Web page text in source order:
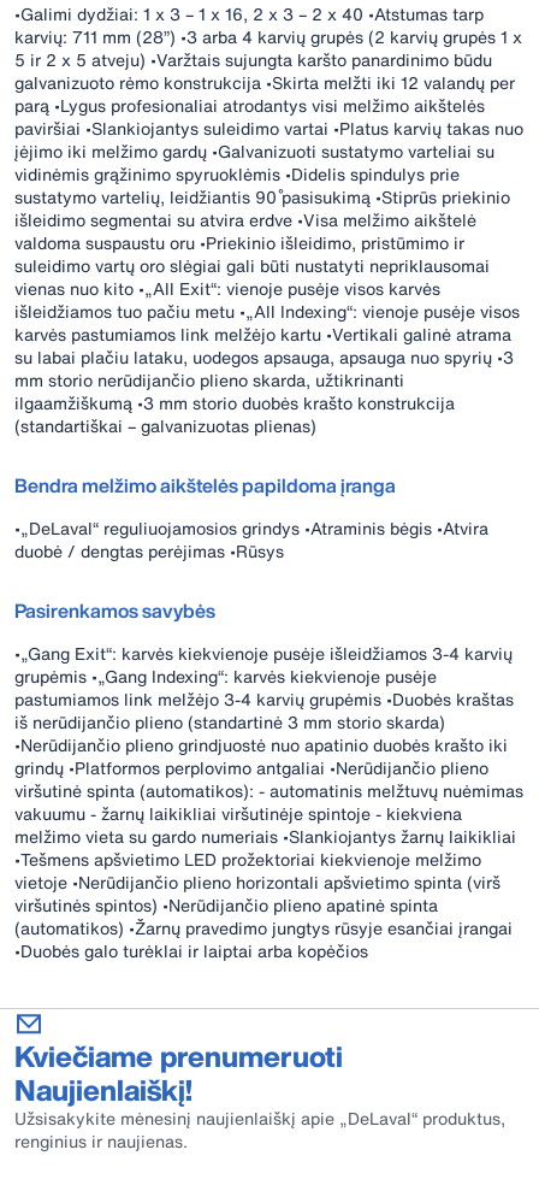
•Galimi dydžiai: 1 x 3 – 1 x 16, 2 x 3 – 2 x 40 •Atstumas tarp
karvių: 711 mm (28”) •3 arba 4 karvių grupės (2 karvių grupės 1 x
5 ir 2 x 5 atveju) •Varžtais sujungta karšto panardinimo būdu
galvanizuoto rėmo konstrukcija •Skirta melžti iki 12 valandų per
parą •Lygus profesionaliai atrodantys visi melžimo aikštelės
paviršiai •Slankiojantys suleidimo vartai •Platus karvių takas nuo
įėjimo iki melžimo gardų •Galvanizuoti sustatymo varteliai su
vidinėmis grąžinimo spyruoklėmis •Didelis spindulys prie
sustatymo vartelių, leidžiantis 90˚ pasisukimą •Stiprūs priekinio
išleidimo segmentai su atvira erdve •Visa melžimo aikštelė
valdoma suspaustu oru •Priekinio išleidimo, pristūmimo ir
suleidimo vartų oro slėgiai gali būti nustatyti nepriklausomai
vienas nuo kito •„All Exit“: vienoje pusėje visos karvės
išleidžiamos tuo pačiu metu •„All Indexing“: vienoje pusėje visos
karvės pastumiamos link melžėjo kartu •Vertikali galinė atrama
su labai plačiu lataku, uodegos apsauga, apsauga nuo spyrių •3
mm storio nerūdijančio plieno skarda, užtikrinanti
ilgaamžiškumą •3 mm storio duobės krašto konstrukcija
(standartiškai – galvanizuotas plienas)
Bendra melžimo aikštelės papildoma įranga
•„DeLaval“ reguliuojamosios grindys •Atraminis bėgis •Atvira
duobė / dengtas perėjimas •Rūsys
Pasirenkamos savybės
•„Gang Exit“: karvės kiekvienoje pusėje išleidžiamos 3-4 karvių
grupėmis •„Gang Indexing“: karvės kiekvienoje pusėje
pastumiamos link melžėjo 3-4 karvių grupėmis •Duobės kraštas
iš nerūdijančio plieno (standartinė 3 mm storio skarda)
•Nerūdijančio plieno grindjuostė nuo apatinio duobės krašto iki
grindų •Platformos perplovimo antgaliai •Nerūdijančio plieno
viršutinė spinta (automatikos): - automatinis melžtuvų nuėmimas
vakuumu - žarnų laikikliai viršutinėje spintoje - kiekviena
melžimo vieta su gardo numeriais •Slankiojantys žarnų laikikliai
•Tešmens apšvietimo LED prožektoriai kiekvienoje melžimo
vietoje •Nerūdijančio plieno horizontali apšvietimo spinta (virš
viršutinės spintos) •Nerūdijančio plieno apatinė spinta
(automatikos) •Žarnų pravedimo jungtys rūsyje esančiai įrangai
•Duobės galo turėklai ir laiptai arba kopėčios
Kviečiame prenumeruoti
Naujienlaiškį!
Užsisakykite mėnesinį naujienlaiškį apie „DeLaval“ produktus,
renginius ir naujienas.